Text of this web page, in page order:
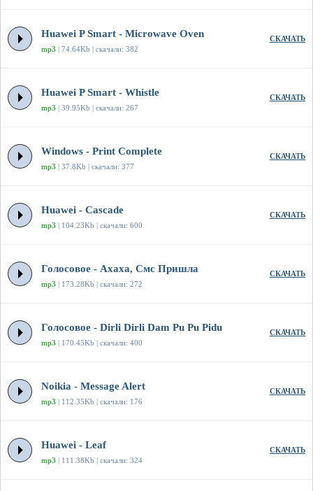
Huawei P Smart - Microwave Oven
mp3 | 74.64Kb | скачали: 382
СКАЧАТЬ
Huawei P Smart - Whistle
mp3 | 39.95Kb | скачали: 267
СКАЧАТЬ
Windows - Print Complete
mp3 | 37.8Kb | скачали: 377
СКАЧАТЬ
Huawei - Cascade
mp3 | 104.23Kb | скачали: 600
СКАЧАТЬ
Голосовое - Ахаха, Смс Пришла
mp3 | 173.28Kb | скачали: 272
СКАЧАТЬ
Голосовое - Dirli Dirli Dam Pu Pu Pidu
mp3 | 170.45Kb | скачали: 400
СКАЧАТЬ
Noikia - Message Alert
mp3 | 112.35Kb | скачали: 176
СКАЧАТЬ
Huawei - Leaf
mp3 | 111.38Kb | скачали: 324
СКАЧАТЬ